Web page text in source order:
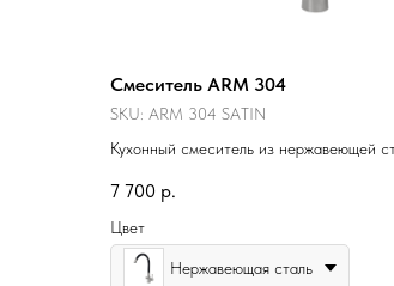
Смеситель ARM 304
SKU: ARM 304 SATIN
Кухонный смеситель из нержавеющей
7 700 р.
Цвет
Нержавеющая сталь